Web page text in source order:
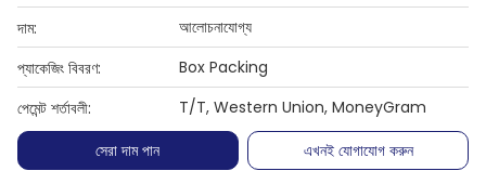
দাম:
আলোচনাযোগ্য
প্যাকেজিং বিবরণ:
Box Packing
পেমেন্ট শর্তাবলী:
T/T, Western Union, MoneyGram
সেরা দাম পান
এখনই যোগাযোগ করুন